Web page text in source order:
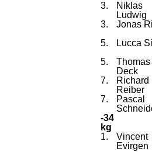
3.
Niklas
Ludwig
3.
Jonas
5.
Lucca
5.
Thomas
Deck
7.
Richard
Reiber
7.
Pascal
-34
kg
1.
Vincent
Evirgen